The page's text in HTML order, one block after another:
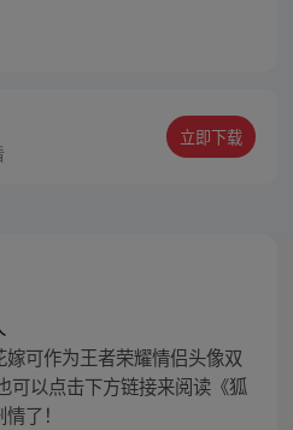
立即下载
可作为王者荣耀情侣头像双
可以点击下方链接来阅读《狐
了！